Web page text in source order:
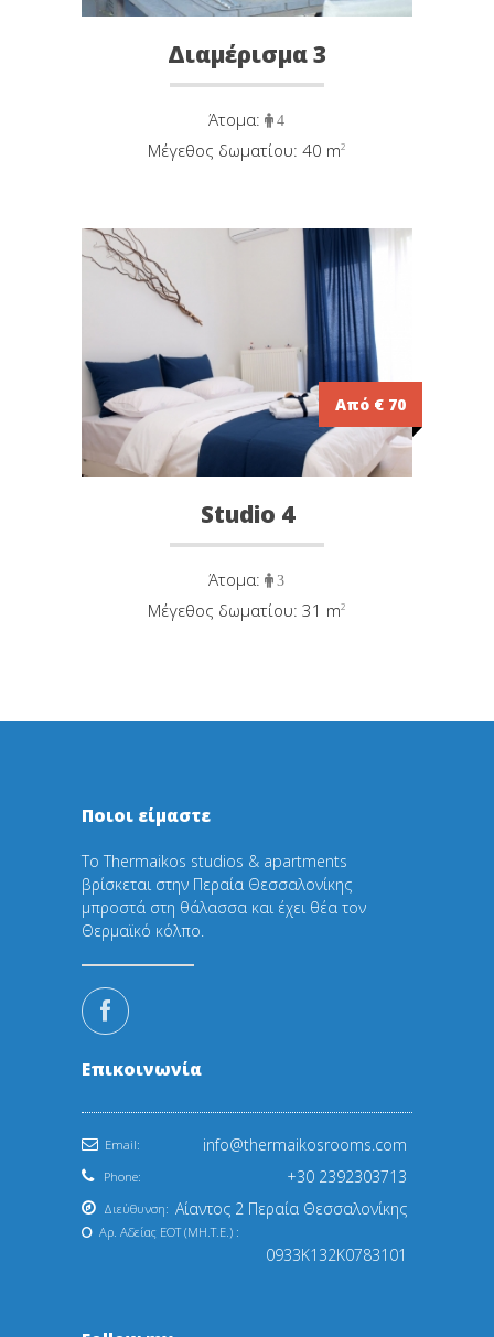
Διαμέρισμα 3
Άτομα: 4
Μέγεθος δωματίου: 40 m²
Από € 70
Studio 4
Άτομα: 3
Μέγεθος δωματίου: 31 m²
Ποιοι είμαστε
Το Thermaikos studios & apartments
βρίσκεται στην Περαία Θεσσαλονίκης
μπροστά στη θάλασσα και έχει θέα τον
Θερμαϊκό κόλπο.
Επικοινωνία
Email: info@thermaikosrooms.com
Phone: +30 2392303713
Διεύθυνση: Αίαντος 2 Περαία Θεσσαλονίκης
Αρ. Αδείας EOT (ΜΗ.Τ.Ε.) :
0933Κ132Κ0783101